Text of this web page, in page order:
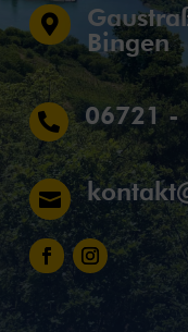

Bingen
 06721 -
